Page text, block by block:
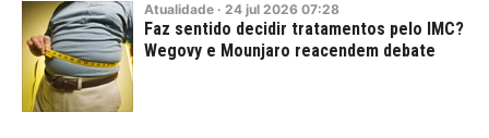
Atualidade · 24 jul 2026 07:28
Faz sentido decidir tratamentos pelo IMC?
Wegovy e Mounjaro reacendem debate